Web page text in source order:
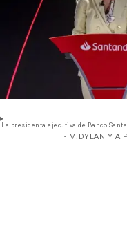
La presidenta ejecutiva de Banco
- M.DYLAN Y